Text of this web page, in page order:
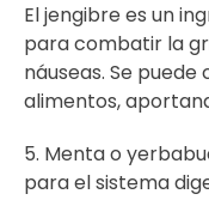
El jengibre es un
para combatir la
náuseas. Se
alimentos,
5. Menta o
para el sistema